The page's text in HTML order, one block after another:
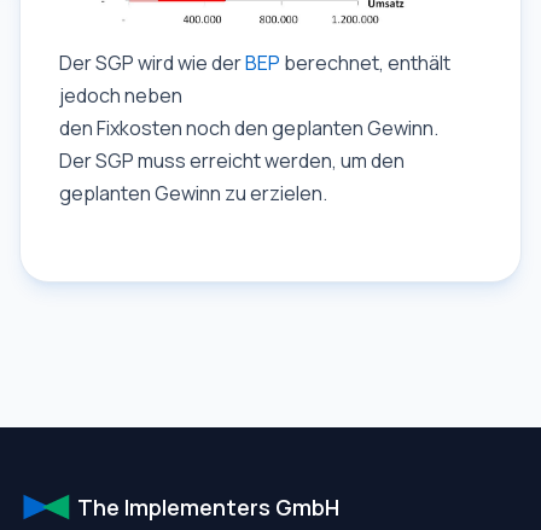
Der SGP wird wie derBEP berechnet, enthält
jedoch neben
den Fixkosten noch den geplanten Gewinn.
Der SGP muss erreicht werden, um den
geplanten Gewinn zu erzielen.
The Implementers GmbH